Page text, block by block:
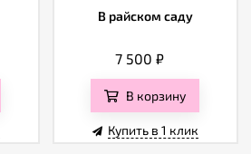
В райском саду
7 500₽
В корзину
Купить в 1 клик